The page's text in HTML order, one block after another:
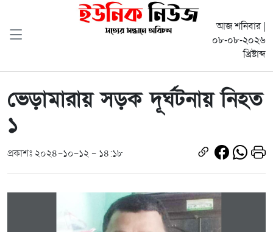
আজ শনিবার |
০৮-০৮-২০২৬
খ্রিষ্টাব্দ
ভেড়ামারায় সড়ক দূর্ঘটনায় নিহত
১
প্রকাশঃ ২০২৪-১০-১২ - ১৪:১৮